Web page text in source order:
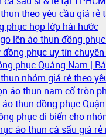
theo yêu cầu giá rẻ
phục họp lớp hài hước
lên áo thun đồng
phục uy tín
phục Quảng Nam |
nhóm giá rẻ theo
áo thun nam cổ tròn
thun đồng phục
phục đi biển cho
áo thun cá sấu giá rẻ